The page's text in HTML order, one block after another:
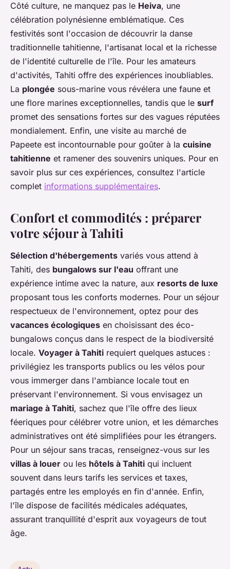
Côté culture, ne manquez pas le Heiva, une
célébration polynésienne emblématique. Ces
festivités sont l'occasion de découvrir la danse
traditionnelle tahitienne, l'artisanat local et la richesse
de l'identité culturelle de l'île. Pour les amateurs
d'activités, Tahiti offre des expériences inoubliables.
La plongée sous-marine vous révélera une faune et
une flore marines exceptionnelles, tandis que le surf
promet des sensations fortes sur des vagues réputées
mondialement. Enfin, une visite au marché de
Papeete est incontournable pour goûter à la cuisine
tahitienne et ramener des souvenirs uniques. Pour en
savoir plus sur ces expériences, consultez l'article
complet informations supplémentaires.
Confort et commodités : préparer
votre séjour à Tahiti
Sélection d'hébergements variés vous attend à
Tahiti, des bungalows sur l'eau offrant une
expérience intime avec la nature, aux resorts de luxe
proposant tous les conforts modernes. Pour un séjour
respectueux de l'environnement, optez pour des
vacances écologiques en choisissant des éco-
bungalows conçus dans le respect de la biodiversité
locale. Voyager à Tahiti requiert quelques astuces :
privilégiez les transports publics ou les vélos pour
vous immerger dans l'ambiance locale tout en
préservant l'environnement. Si vous envisagez un
mariage à Tahiti, sachez que l'île offre des lieux
féeriques pour célébrer votre union, et les démarches
administratives ont été simplifiées pour les étrangers.
Pour un séjour sans tracas, renseignez-vous sur les
villas à louer ou les hôtels à Tahiti qui incluent
souvent dans leurs tarifs les services et taxes,
partagés entre les employés en fin d'année. Enfin,
l'île dispose de facilités médicales adéquates,
assurant tranquillité d'esprit aux voyageurs de tout
âge.